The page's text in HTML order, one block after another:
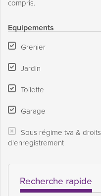
compris.
Equipements
Grenier
Jardin
Toilette
Garage
Sous régime tva & droits
d'enregistrement
Recherche rapide